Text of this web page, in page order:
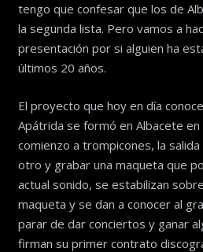
tengo que confesar que los de
la segunda lista. Pero vamos a
presentación por si alguien ha
últimos 20 años.
El proyecto que hoy en día
Apátrida se formó en Albacete
comienzo a trompicones, la
otro y grabar una maqueta que
actual sonido, se estabilizan
maqueta y se dan a conocer al
parar de dar conciertos y ganar
firman su primer contrato